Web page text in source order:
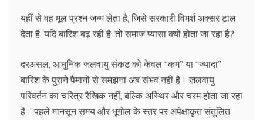
यहीं से वह मूल प्रश्न जन्म लेता है, जिसे सरकारी विमर्श अक्सर टाल
देता है, यदि बारिश बढ़ रही है, तो समाज प्यासा क्यों होता जा रहा है?
दरअसल, आधुनिक जलवायु संकट को केवल “कम” या “ज्यादा”
बारिश के पुराने पैमानों से समझना अब संभव नहीं है। जलवायु
परिवर्तन का चरित्र रैखिक नहीं, बल्कि अस्थिर और चरम होता जा रहा
है। पहले मानसून समय और भूगोल के स्तर पर अपेक्षाकृत संतुलित